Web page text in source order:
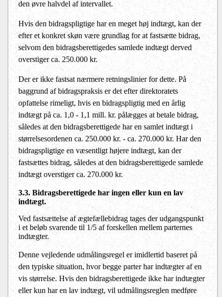
den øvre halvdel af intervallet.
Hvis den bidragspligtige har en meget høj indtægt, kan der
efter et konkret skøn være grundlag for at fastsætte bidrag,
selvom den bidragsberettigedes samlede indtægt derved
overstiger ca. 250.000 kr.
Der er ikke fastsat nærmere retningslinier for dette. På
baggrund af bidragspraksis er det efter direktoratets
opfattelse rimeligt, hvis en bidragspligtig med en årlig
indtægt på ca. 1,0 - 1,1 mill. kr. pålægges at betale bidrag,
således at den bidragsberettigede har en samlet indtægt i
størrelsesorde­nen ca. 250.000 kr. - ca. 270.000 kr. Har den
bidragspligtige en væsentligt højere indtægt, kan der
fastsættes bidrag, således at den bidragsberettigede samlede
indtægt overstiger ca. 270.000 kr.
3.3. Bidragsberettigede har ingen eller kun en lav
indtægt.
Ved fastsættelse af ægtefællebidrag tages der udgangspunkt
i et beløb svarende til 1/5 af forskellen mellem parternes
indtægter.
Denne vejledende udmålingsregel er imidlertid baseret på
den typiske situation, hvor begge parter har indtægter af en
vis størrelse. Hvis den bidragsberettigede ikke har indtægter
eller kun har en lav indtægt, vil udmålingsreglen medføre